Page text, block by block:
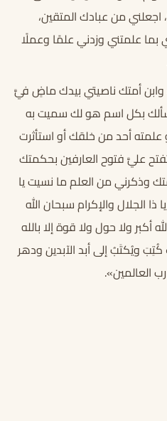
اجعلني من عبادك المتقين،
علمتني وزدني علمًا وعملًا
أمتك ناصيتي بيدك ماضٍ فيَّ
بكل اسم هو لك سميت به
علمته أحد من خلقك أو استأثرت
عليَّ فتوح العارفين بحكمتك
وذكرني من العلم ما نسيت يا
ذا الجلال والإكرام سبحان الله
أكبر ولا حول ولا قوة إلا بالله
ويُكتَبُ إلى أبد الآبدين ودهر
العالمين».